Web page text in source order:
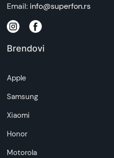
Email: info@superfon.rs
Brendovi
Apple
Samsung
Xiaomi
Honor
Motorola